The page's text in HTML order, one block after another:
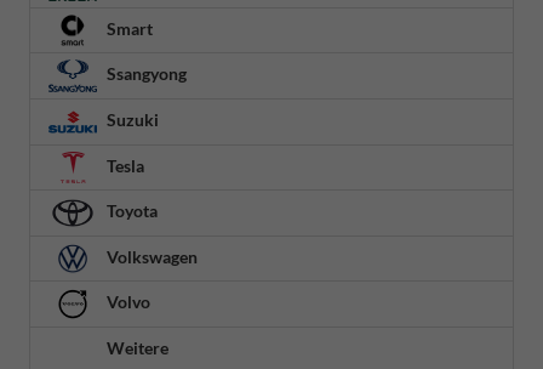
Smart
Ssangyong
Suzuki
Tesla
Toyota
Volkswagen
Volvo
Weitere